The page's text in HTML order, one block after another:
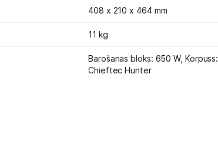
408 x 210 x 464 mm
11 kg
Barošanas bloks: 650 W, Korpuss:
Chieftec Hunter